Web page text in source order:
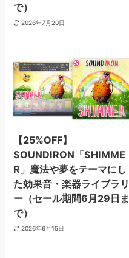
で）
2026年7月20日
【25%OFF】
SOUNDIRON「SHIMME
R」魔法や夢をテーマにし
た効果音・楽器ライブラリ
ー（セール期間6月29日ま
で）
2026年6月15日